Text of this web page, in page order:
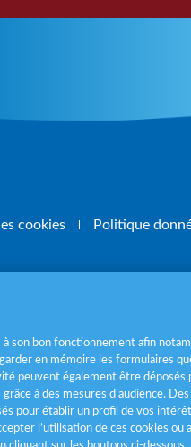
cookies Politique
santé, mangez
son bon fonctionnement afin
en mémoire les formulaires
peuvent également être
à des mesures d’audience.
pour établir un profil de vos
l’utilisation de ces cookies ou